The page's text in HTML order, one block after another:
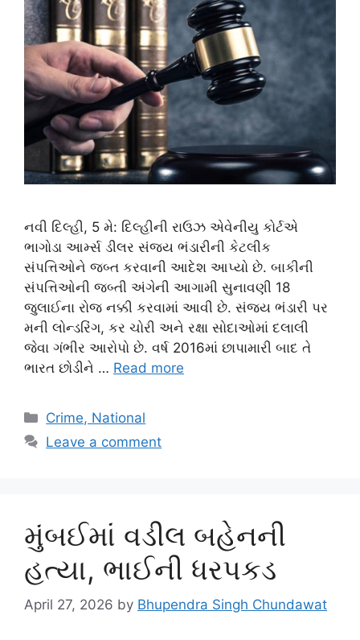
નવી દિલ્હી, 5 મે: દિલ્હીની રાઉઝ એવેનીયુ કોર્ટએ
ભાગોડા આર્મ્સ ડીલર સંજય ભંડારીની કેટલીક
સંપત્તિઓને જબ્ત કરવાની આદેશ આપ્યો છે. બાકીની
સંપત્તિઓની જબ્તી અંગેની આગામી સુનાવણી 18
જુલાઈના રોજ નક્કી કરવામાં આવી છે. સંજય ભંડારી પર
મની લોન્ડરિંગ, કર ચોરી અને રક્ષા સોદાઓમાં દલાલી
જેવા ગંભીર આરોપો છે. વર્ષ 2016માં છાપામારી બાદ તે
ભારત છોડીને … Read more
Categories
Crime, National
Leave a comment
મુંબઈમાં વડીલ બહેનની
હત્યા, ભાઈની ધરપકડ
April 27, 2026 by Bhupendra Singh Chundawat